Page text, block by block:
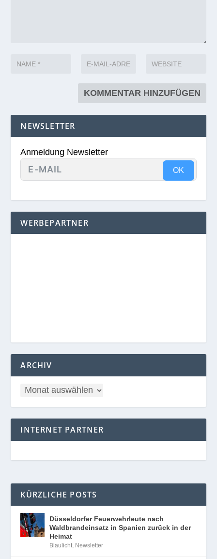
NEWSLETTER
Anmeldung Newsletter
OK
WERBEPARTNER
ARCHIV
INTERNET PARTNER
KÜRZLICHE POSTS
Düsseldorfer Feuerwehrleute nach
Waldbrandeinsatz in Spanien zurück in der
Heimat
Blaulicht, Newsletter